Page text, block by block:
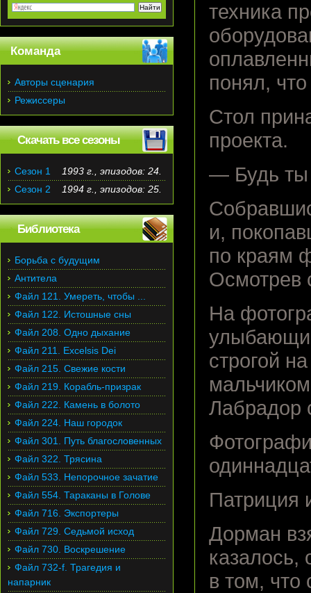
техника
понял, что
Стол
проекта.
— Будь ты
и,
по краям
Осмотрев
На
строгой
Лабрадор
Патриция
Дорман
казалось,
в том, что
Команда
Авторы сценария
Режиссеры
Скачать все сезоны
Сезон 1
1993 г., эпизодов: 24.
Сезон 2
1994 г., эпизодов: 25.
Библиотека
Борьба с будущим
Антитела
Файл 121. Умереть, чтобы ...
Файл 122. Истошные сны
Файл 208. Одно дыхание
Файл 211. Excelsis Dei
Файл 215. Свежие кости
Файл 219. Корабль-призрак
Файл 222. Камень в болото
Файл 224. Наш городок
Файл 301. Путь благословенных
Файл 322. Трясина
Файл 533. Непорочное зачатие
Файл 554. Тараканы в Голове
Файл 716. Экспортеры
Файл 729. Седьмой исход
Файл 730. Воскрешение
Файл 732-f. Трагедия и
напарник